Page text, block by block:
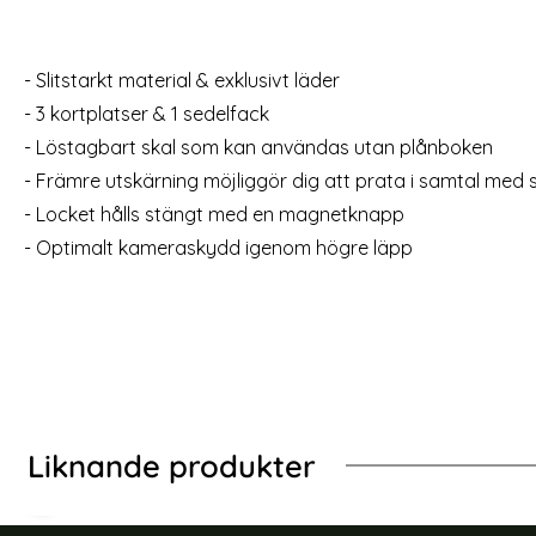
Hybrid Armor Silver
Art. nr 225616
rea pris
179 krtidigare pris
199 kr
Tillgänglighet:
Lagervara
DG.MING Galaxy S24 Ultra 2in1 Magnet Fodral /
Tillgänglighet:
- Slitstarkt material & exklusivt läder
- 3 kortplatser & 1 sedelfack
- Löstagbart skal som kan användas utan plånboken
- Främre utskärning möjliggör dig att prata i samtal med
- Locket hålls stängt med en magnetknapp
- Optimalt kameraskydd igenom högre läpp
Liknande produkter